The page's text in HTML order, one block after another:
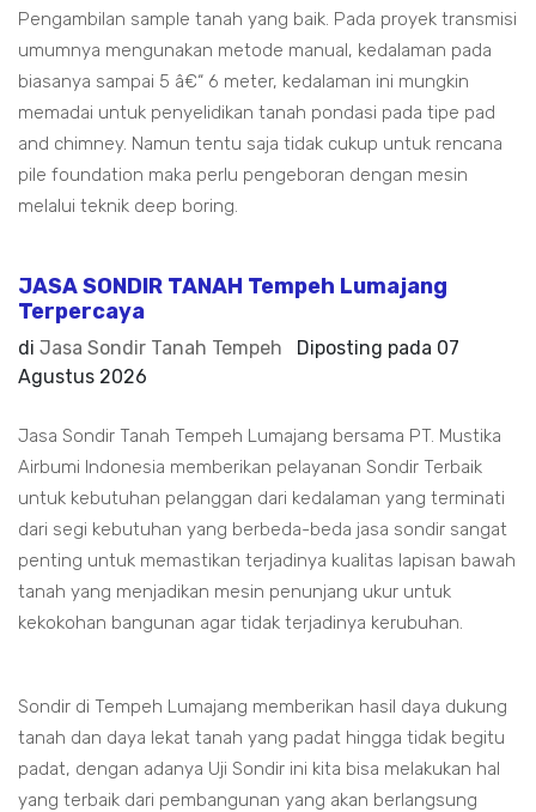
Pengambilan sample tanah yang baik. Pada proyek transmisi
umumnya mengunakan metode manual, kedalaman pada
biasanya sampai 5 â€“ 6 meter, kedalaman ini mungkin
memadai untuk penyelidikan tanah pondasi pada tipe pad
and chimney. Namun tentu saja tidak cukup untuk rencana
pile foundation maka perlu pengeboran dengan mesin
melalui teknik deep boring.
JASA SONDIR TANAH Tempeh Lumajang
Terpercaya
di Jasa Sondir Tanah Tempeh Diposting pada 07
Agustus 2026
Jasa Sondir Tanah Tempeh Lumajang bersama PT. Mustika
Airbumi Indonesia memberikan pelayanan Sondir Terbaik
untuk kebutuhan pelanggan dari kedalaman yang terminati
dari segi kebutuhan yang berbeda-beda jasa sondir sangat
penting untuk memastikan terjadinya kualitas lapisan bawah
tanah yang menjadikan mesin penunjang ukur untuk
kekokohan bangunan agar tidak terjadinya kerubuhan.
Sondir di Tempeh Lumajang memberikan hasil daya dukung
tanah dan daya lekat tanah yang padat hingga tidak begitu
padat, dengan adanya Uji Sondir ini kita bisa melakukan hal
yang terbaik dari pembangunan yang akan berlangsung